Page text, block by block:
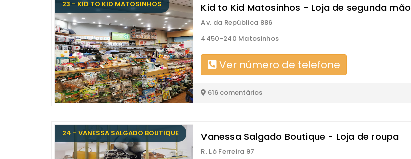
23 - KID TO KID MATOSINHOS Kid to Kid Matosinhos - Loja de segunda mão
Av. da República 886
4450-240 Matosinhos
Ver número de telefone
616 comentários
24 - VANESSA SALGADO BOUTIQUE Vanessa Salgado Boutique - Loja de roupa
R. Ló Ferreira 97